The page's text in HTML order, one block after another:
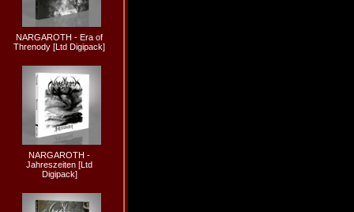
NARGAROTH - Era of
Threnody [Ltd Digipack]
NARGAROTH -
Jahreszeiten [Ltd
Digipack]